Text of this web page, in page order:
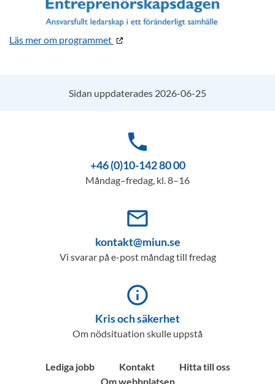
Läs mer om programmet
Sidan uppdaterades 2026-06-25
phone
+46 (0)10-142 80 00
Måndag–fredag, kl. 8–16
mail_outline
kontakt@miun.se
Vi svarar på e-post måndag till fredag
info_outline
Kris och säkerhet
Om nödsituation skulle uppstå
Lediga jobb Kontakt
Hitta till oss
Om webbplatsen